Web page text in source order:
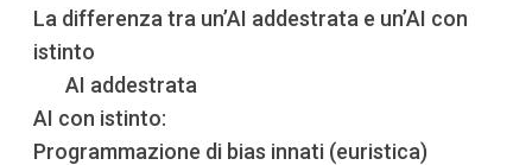
La differenza tra un’AI addestrata e un’AI con
istinto
AI addestrata
AI con istinto:
Programmazione di bias innati (euristica)